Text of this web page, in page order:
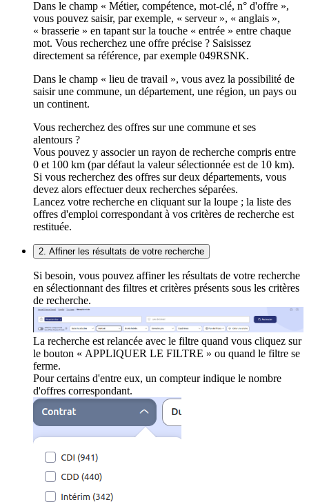
Dans le champ « Métier, compétence, mot-clé, n° d'offre »,
vous pouvez saisir, par exemple, « serveur », « anglais »,
« brasserie » en tapant sur la touche « entrée » entre chaque
mot. Vous recherchez une offre précise ? Saisissez
directement sa référence, par exemple 049RSNK.
Dans le champ « lieu de travail », vous avez la possibilité de
saisir une commune, un département, une région, un pays ou
un continent.
Vous recherchez des offres sur une commune et ses
alentours ?
Vous pouvez y associer un rayon de recherche compris entre
0 et 100 km (par défaut la valeur sélectionnée est de 10 km).
Si vous recherchez des offres sur deux départements, vous
devez alors effectuer deux recherches séparées.
Lancez votre recherche en cliquant sur la loupe ; la liste des
offres d'emploi correspondant à vos critères de recherche est
restituée.
2. Affiner les résultats de votre recherche
Si besoin, vous pouvez affiner les résultats de votre recherche
en sélectionnant des filtres et critères présents sous les critères
de recherche.
La recherche est relancée avec le filtre quand vous cliquez sur
le bouton « APPLIQUER LE FILTRE » ou quand le filtre se
ferme.
Pour certains d'entre eux, un compteur indique le nombre
d'offres correspondant.